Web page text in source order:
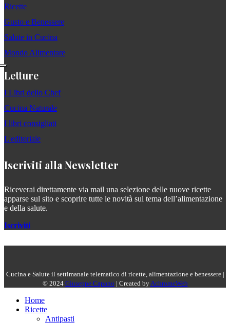
Ricette
Gusto e Benessere
Salute in Cucina
Mondo Alimentare
Letture
I Libri dello Chef
Cucina Naturale
I libri consigliati
L'editoriale
Iscriviti alla Newsletter
Riceverai direttamente via mail una selezione delle nuove ricette
apparse sul sito e scoprire tutte le novità sul tema dell’alimentazione
e della salute.
Iscriviti
Cucina e Salute il settimanale telematico di ricette, alimentazione e benessere |
© 2024 Giuseppe Capano | Created byAchromeWeb
Home
Ricette
Antipasti